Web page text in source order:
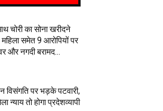
चोरी का सोना खरीदने
महिला समेत 9 आरोपियों पर
और नगदी बरामद…
विसंगति पर भड़के पटवारी,
न्याय तो होगा प्रदेशव्यापी